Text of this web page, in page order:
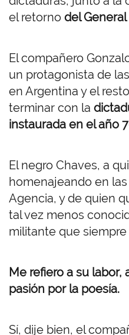
el retorno del General
El compañero
un protagonista de
en Argentina y el
terminar con la
instaurada en el año
El negro Chaves, a
homenajeando en
Agencia, y de quien
tal vez menos
militante que
Me refiero a su labor,
pasión por la poesía.
Sí, dije bien, el